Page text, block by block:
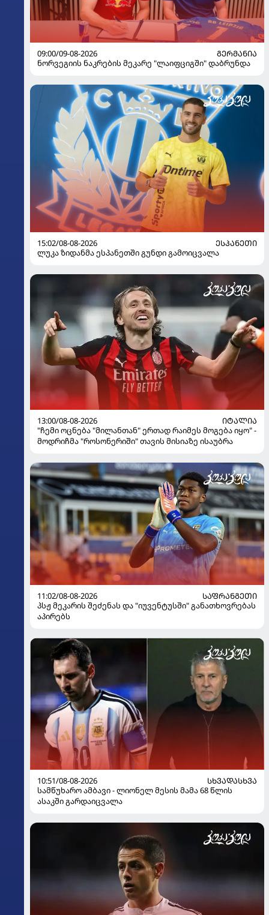
09:00/09-08-2026
ᲒᲔᲠᲛᲐᲜᲘᲐ
ნორვეგიის ნაკრების მეკარე "ლაიფციგში" დაბრუნდა
15:02/08-08-2026
ᲔᲡᲞᲐᲜᲔᲗᲘ
ლუკა ზიდანმა ესპანეთში გუნდი გამოიცვალა
13:00/08-08-2026
ᲘᲢᲐᲚᲘᲐ
"ჩემი ოცნება "მილანთან" ერთად რაიმეს მოგება იყო" -
მოდრიჩმა "როსონერიში" თავის მისიაზე ისაუბრა
11:02/08-08-2026
ᲡᲐᲤᲠᲐᲜᲒᲔᲗᲘ
პსჟ მეკარის შეძენას და "იუვენტუსში" განათხოვრებას
აპირებს
10:51/08-08-2026
ᲡᲮᲕᲐᲓᲐᲡᲮᲕᲐ
სამწუხარო ამბავი - ლიონელ მესის მამა 68 წლის
ასაკში გარდაიცვალა